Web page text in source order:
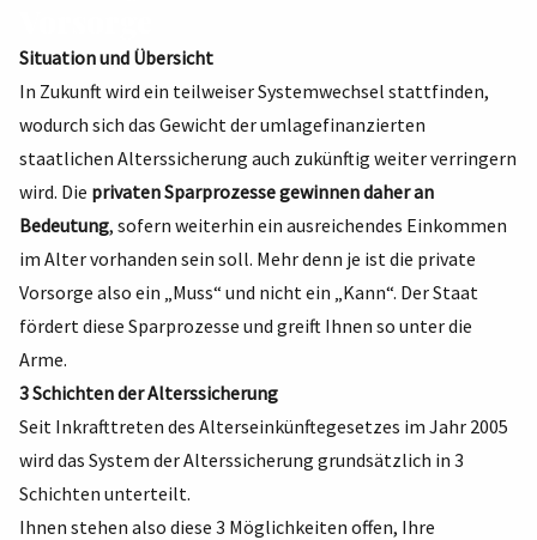
Situation und Übersicht
In Zukunft wird ein teilweiser Systemwechsel stattfinden,
wodurch sich das Gewicht der umlagefinanzierten
staatlichen Alterssicherung auch zukünftig weiter verringern
wird. Die privaten Sparprozesse gewinnen daher an
Bedeutung, sofern weiterhin ein ausreichendes Einkommen
im Alter vorhanden sein soll. Mehr denn je ist die private
Vorsorge also ein „Muss“ und nicht ein „Kann“. Der Staat
fördert diese Sparprozesse und greift Ihnen so unter die
Arme.
3 Schichten der Alterssicherung
Seit Inkrafttreten des Alterseinkünftegesetzes im Jahr 2005
wird das System der Alterssicherung grundsätzlich in 3
Schichten unterteilt.
Ihnen stehen also diese 3 Möglichkeiten offen, Ihre